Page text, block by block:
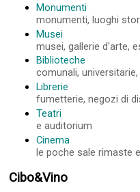
Monumenti
monumenti, luoghi
Musei
musei, gallerie d'arte,
Biblioteche
comunali, universitarie,
Librerie
fumetterie, negozi di
Teatri
e auditorium
Cinema
le poche sale rimaste
Cibo&Vino